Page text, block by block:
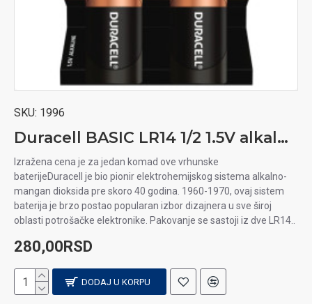
SKU: 1996
Duracell BASIC LR14 1/2 1.5V alkalna baterija
Izražena cena je za jedan komad ove vrhunske
baterijeDuracell je bio pionir elektrohemijskog sistema alkalno-
mangan dioksida pre skoro 40 godina. 1960-1970, ovaj sistem
baterija je brzo postao popularan izbor dizajnera u sve široj
oblasti potrošačke elektronike. Pakovanje se sastoji iz dve LR14..
280,00RSD
DODAJ U KORPU